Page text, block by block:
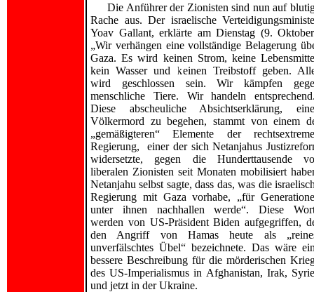
Die Anführer der Zionisten sind nun auf
Rache aus. Der israelische
Yoav Gallant, erklärte am Dienstag (9.
„Wir verhängen eine vollständige Belagerung
Gaza. Es wird keinen Strom, keine
kein Wasser und keinen Treibstoff geben.
wird geschlossen sein. Wir kämpfen
menschliche Tiere. Wir handeln
Diese abscheuliche Absichtserklärung,
Völkermord zu begehen, stammt von einem
„gemäßigteren“ Elemente der
Regierung, einer der sich Netanjahus
widersetzte, gegen die Hunderttausende
liberalen Zionisten seit Monaten mobilisiert
Netanjahu selbst sagte, dass das, was die
Regierung mit Gaza vorhabe, „für
unter ihnen nachhallen werde“. Diese
werden von US-Präsident Biden aufgegriffen,
den Angriff von Hamas heute als
unverfälschtes Übel“ bezeichnete. Das wäre
bessere Beschreibung für die mörderischen
des US-Imperialismus in Afghanistan, Irak,
und jetzt in der Ukraine.